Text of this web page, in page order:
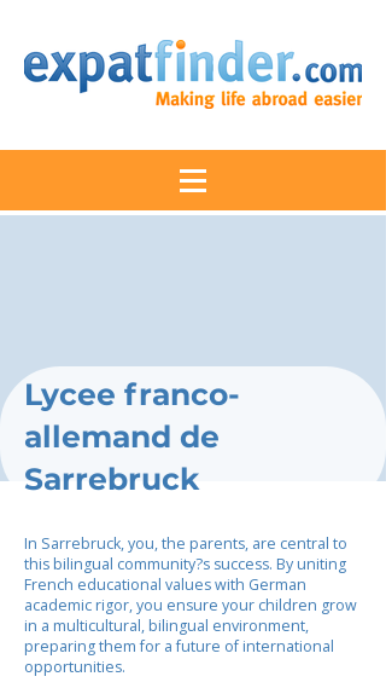
Lycee franco-
allemand de
Sarrebruck
In Sarrebruck, you, the parents, are central to
this bilingual community?s success. By uniting
French educational values with German
academic rigor, you ensure your children grow
in a multicultural, bilingual environment,
preparing them for a future of international
opportunities.